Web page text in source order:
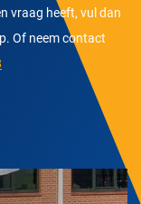
vraag heeft, vul dan
Of neem contact